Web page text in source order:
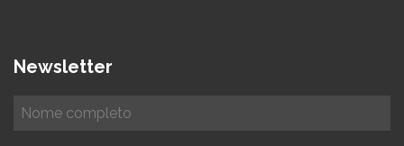
Newsletter